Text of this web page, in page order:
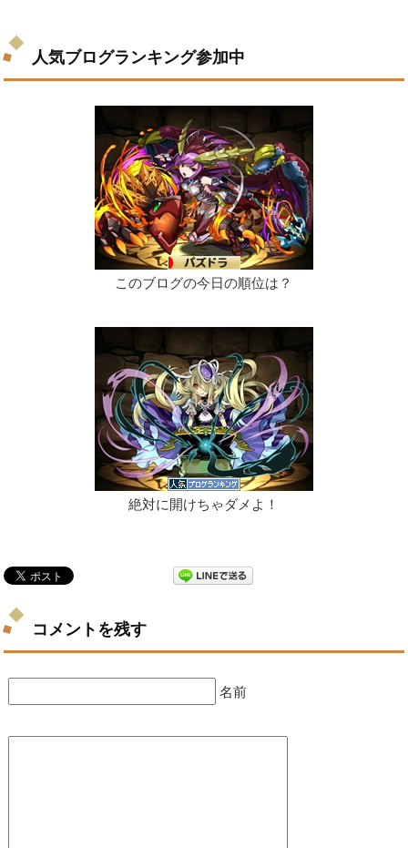
人気ブログランキング参加中
このブログの今日の順位は？
絶対に開けちゃダメよ！
コメントを残す
名前